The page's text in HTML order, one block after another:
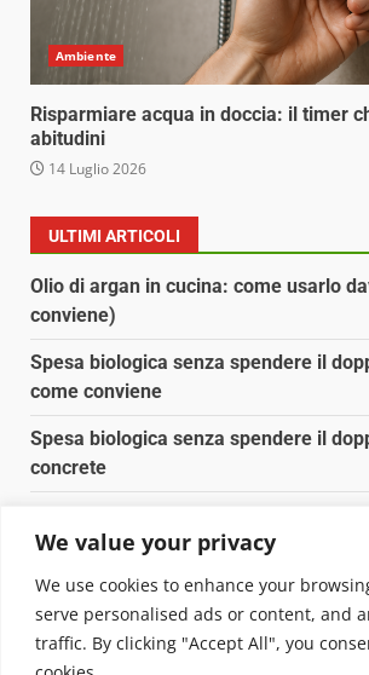
We value your privacy
We use cookies to enhance your
serve personalised ads or content, and
traffic. By clicking "Accept All", you
Ambiente
Risparmiare acqua in doccia: il timer
abitudini
14 Luglio 2026
ULTIMI ARTICOLI
Olio di argan in cucina: come usarlo
conviene)
Spesa biologica senza spendere il
come conviene
Spesa biologica senza spendere il
concrete
Pulizia naturale della casa: 3
sostituiscono 10 prodotti chimici
Copyright © 2025 Biopianeta.it